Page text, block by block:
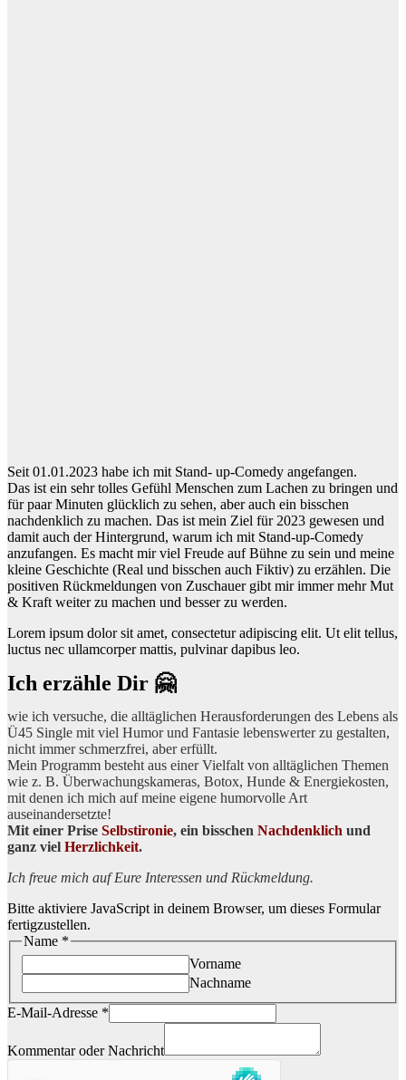
Seit 01.01.2023 habe ich mit Stand- up-Comedy angefangen.
Das ist ein sehr tolles Gefühl Menschen zum Lachen zu bringen und
für paar Minuten glücklich zu sehen, aber auch ein bisschen
nachdenklich zu machen. Das ist mein Ziel für 2023 gewesen und
damit auch der Hintergrund, warum ich mit Stand-up-Comedy
anzufangen. Es macht mir viel Freude auf Bühne zu sein und meine
kleine Geschichte (Real und bisschen auch Fiktiv) zu erzählen. Die
positiven Rückmeldungen von Zuschauer gibt mir immer mehr Mut
& Kraft weiter zu machen und besser zu werden.
Lorem ipsum dolor sit amet, consectetur adipiscing elit. Ut elit tellus,
luctus nec ullamcorper mattis, pulvinar dapibus leo.
Ich erzähle Dir 🤗
wie ich versuche, die alltäglichen Herausforderungen des Lebens als
Ü45 Single mit viel Humor und Fantasie lebenswerter zu gestalten,
nicht immer schmerzfrei, aber erfüllt.
Mein Programm besteht aus einer Vielfalt von alltäglichen Themen
wie z. B. Überwachungskameras, Botox, Hunde & Energiekosten,
mit denen ich mich auf meine eigene humorvolle Art
auseinandersetzte!
Mit einer Prise Selbstironie, ein bisschen Nachdenklich und
ganz viel Herzlichkeit.
Ich freue mich auf Eure Interessen und Rückmeldung.
Bitte aktiviere JavaScript in deinem Browser, um dieses Formular
fertigzustellen.
Name *
Vorname
Nachname
E-Mail-Adresse *
Kommentar oder Nachricht